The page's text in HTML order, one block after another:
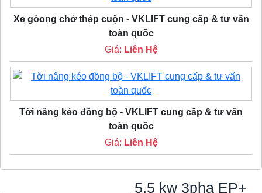
Xe gòong chở thép cuộn - VKLIFT cung cấp & tư vấn
toàn quốc
Giá: Liên Hệ
Tời nâng kéo đồng bộ - VKLIFT cung cấp & tư vấn
toàn quốc
Giá: Liên Hệ
5.5 kw 3pha EP+